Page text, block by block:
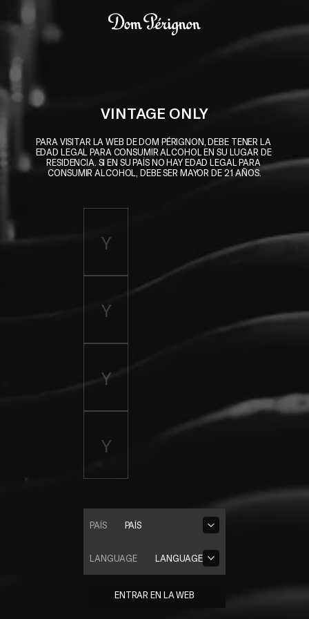
Skip to main content
VINTAGE ONLY
PARA VISITAR LA WEB DE DOM PÉRIGNON, DEBE TENER LA
EDAD LEGAL PARA CONSUMIR ALCOHOL EN SU LUGAR DE
RESIDENCIA. SI EN SU PAÍS NO HAY EDAD LEGAL PARA
CONSUMIR ALCOHOL, DEBE SER MAYOR DE 21 AÑOS.
PAÍS
PAÍS
LANGUAGE
LANGUAGE
ENTRAR EN LA WEB